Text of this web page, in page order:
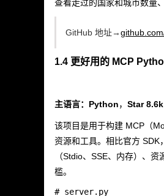
查看走过的国家和城市数量
GitHub 地址→
1.4 更好用的 MCP
主语言：Python， Star 8.6k
该项目是用于构建 MCP（
资源和工具。相比官方 SDK
（Stdio、SSE、内存）、
槛。
# server.py